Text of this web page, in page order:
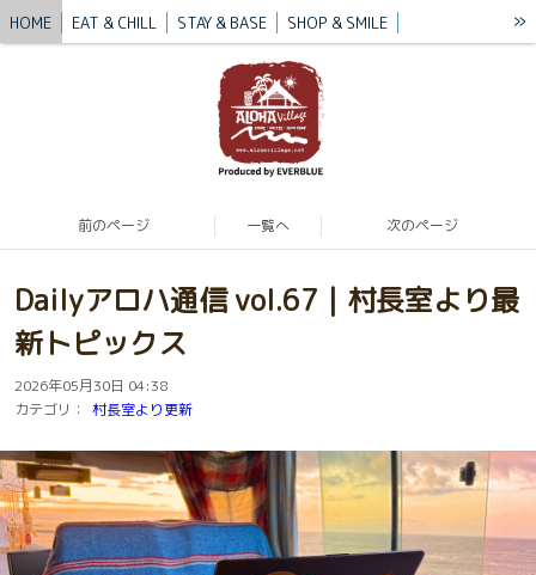
HOME EAT & CHILL STAY & BASE
SHOP & SMILE
BLUE MISSION BLOG
»
前のページ 一覧へ 次のページ
Dailyアロハ通信 vol.67｜村長室より最
新トピックス
2026年05月30日 04:38
カテゴリ：
村長室より更新